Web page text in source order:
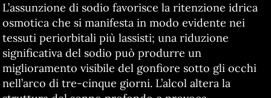
L’assunzione di sodio favorisce la ritenzione idrica
osmotica che si manifesta in modo evidente nei
tessuti periorbitali più lassisti; una riduzione
significativa del sodio può produrre un
miglioramento visibile del gonfiore sotto gli occhi
nell’arco di tre-cinque giorni. L’alcol altera la